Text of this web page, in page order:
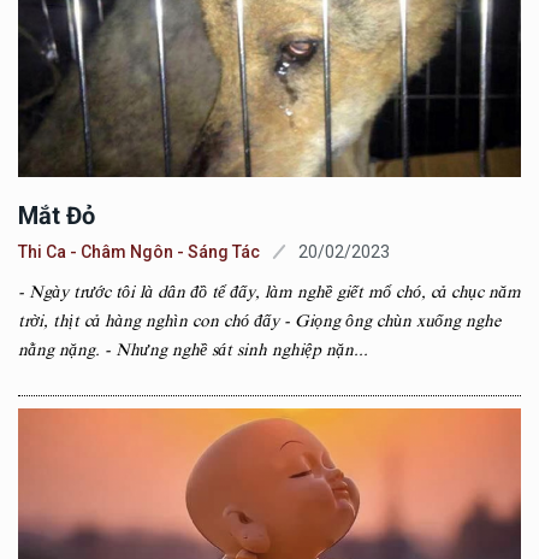
Mắt Đỏ
Thi Ca - Châm Ngôn - Sáng Tác 20/02/2023
- Ngày trước tôi là dân đồ tể đấy, làm nghề giết mổ chó, cả chục năm
trời, thịt cả hàng nghìn con chó đấy - Giọng ông chùn xuống nghe
nằng nặng. - Nhưng nghề sát sinh nghiệp nặn...